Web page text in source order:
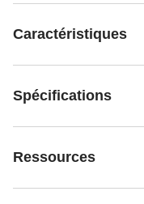
avec le filtre réutilisable
évitez le gaspillage.
Caractéristiques
Spécifications
Ressources